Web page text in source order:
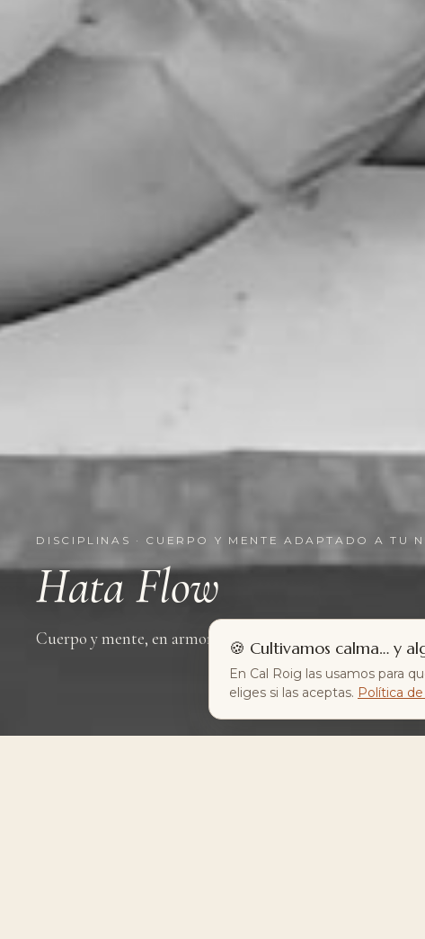
DISCIPLINAS · CUERPO Y MENTE ADAPTADO A TU
Hata Flow
Cuerpo y mente, en armonía. 🍪 Cultivamos calma… y
En Cal Roig las usamos para
eliges si las aceptas. Política